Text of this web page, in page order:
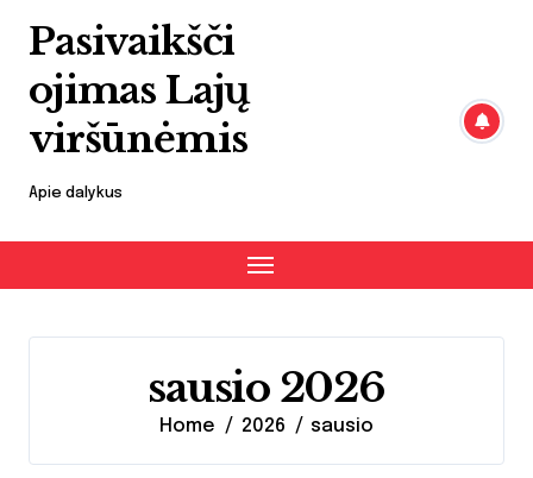
Pasivaikšči
ojimas Lajų
viršūnėmis
Apie dalykus
sausio 2026
Home 2026 sausio